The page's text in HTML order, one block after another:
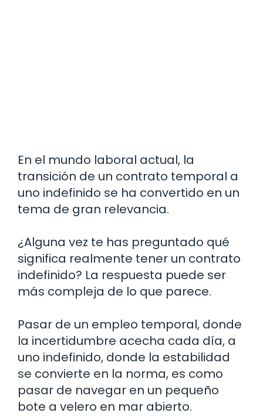
En el mundo laboral actual, la
transición de un contrato temporal a
uno indefinido se ha convertido en un
tema de gran relevancia.
¿Alguna vez te has preguntado qué
significa realmente tener un contrato
indefinido? La respuesta puede ser
más compleja de lo que parece.
Pasar de un empleo temporal, donde
la incertidumbre acecha cada día, a
uno indefinido, donde la estabilidad
se convierte en la norma, es como
pasar de navegar en un pequeño
bote a velero en mar abierto.